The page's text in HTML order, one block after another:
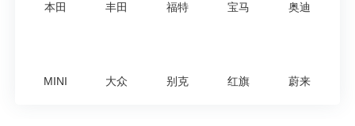
本田 丰田 福特 宝马 奥迪
MINI 大众 别克 红旗 蔚来